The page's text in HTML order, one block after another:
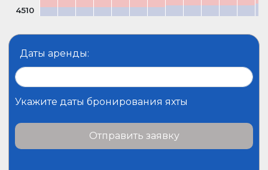
Душ в кокпите
Трюмная помпа — Pучная
4510
Даты аренды:
Укажите даты бронирования яхты
Отправить заявку